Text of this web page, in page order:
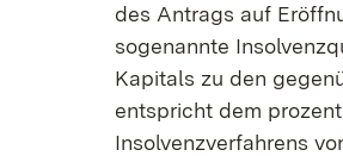
des Antrags auf
sogenannte
Kapitals zu den
entspricht dem
Insolvenzverfahrens